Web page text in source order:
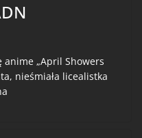
anime „April Showers
nieśmiała licealistka